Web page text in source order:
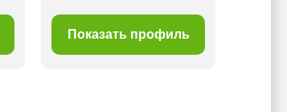
Показать профиль